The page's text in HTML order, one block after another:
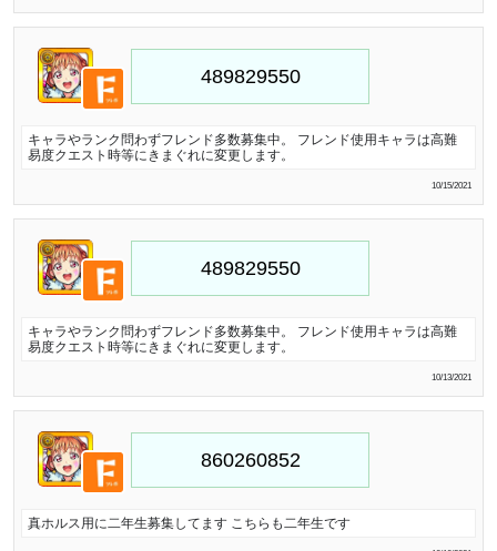
キャラやランク問わずフレンド多数募集中。 フレンド使用キャラは高難
易度クエスト時等にきまぐれに変更します。
10/15/2021
キャラやランク問わずフレンド多数募集中。 フレンド使用キャラは高難
易度クエスト時等にきまぐれに変更します。
10/13/2021
真ホルス用に二年生募集してます こちらも二年生です